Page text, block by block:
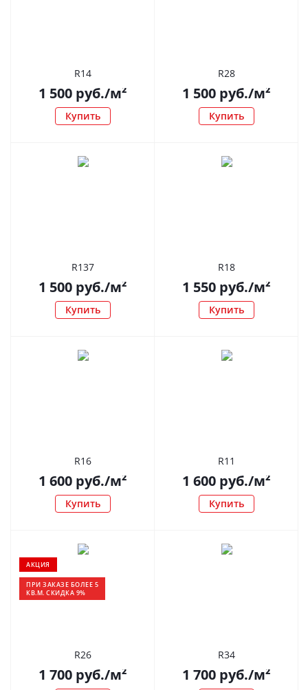
R14
1 500 руб./м²
Купить
R28
1 500 руб./м²
Купить
R137
1 500 руб./м²
Купить
R18
1 550 руб./м²
Купить
R16
1 600 руб./м²
Купить
R11
1 600 руб./м²
Купить
АКЦИЯ
ПРИ ЗАКАЗЕ БОЛЕЕ 5
КВ.М. СКИДКА 9%
R26
1 700 руб./м²
R34
1 700 руб./м²